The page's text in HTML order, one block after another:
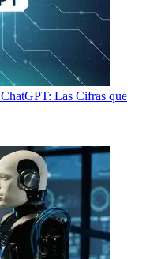
Las Cifras que